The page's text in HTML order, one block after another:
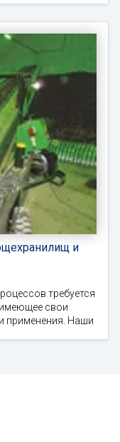
и
требуется
свои
применения. Наши